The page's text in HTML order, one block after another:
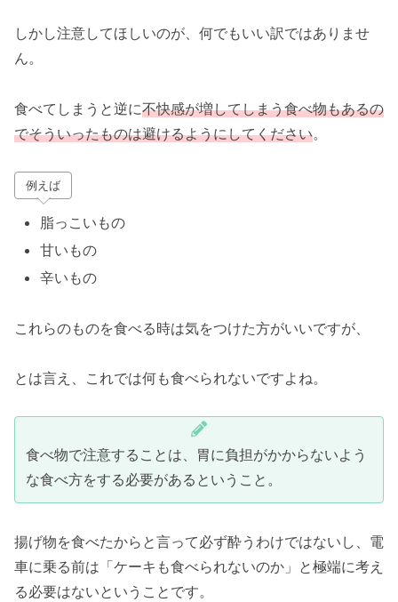
しかし注意してほしいのが、何でもいい訳ではありませ
ん。
食べてしまうと逆に不快感が増してしまう食べ物もあるの
でそういったものは避けるようにしてください。
例えば
脂っこいもの
甘いもの
辛いもの
これらのものを食べる時は気をつけた方がいいですが、
とは言え、これでは何も食べられないですよね。
食べ物で注意することは、胃に負担がかからないよう
な食べ方をする必要があるということ。
揚げ物を食べたからと言って必ず酔うわけではないし、電
車に乗る前は「ケーキも食べられないのか」と極端に考え
る必要はないということです。